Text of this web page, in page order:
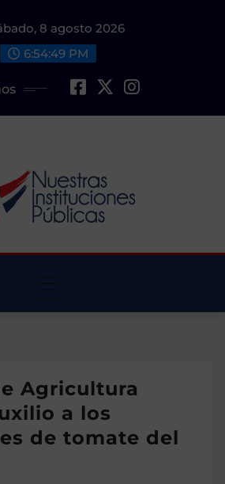
8 agosto 2026
6:54:50 PM
Agricultura
a los
de tomate del